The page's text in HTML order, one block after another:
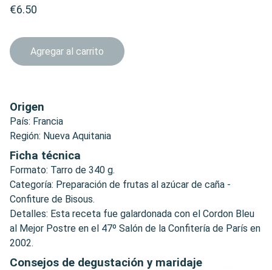
€6.50
Agregar al carrito
Origen
País: Francia
Región: Nueva Aquitania
Ficha técnica
Formato: Tarro de 340 g.
Categoría: Preparación de frutas al azúcar de caña -
Confiture de Bisous.
Detalles: Esta receta fue galardonada con el Cordon Bleu
al Mejor Postre en el 47º Salón de la Confitería de París en
2002.
Consejos de degustación y maridaje